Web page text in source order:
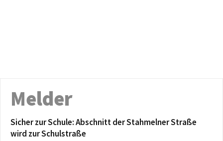
Melder
Sicher zur Schule: Abschnitt der Stahmelner Straße
wird zur Schulstraße